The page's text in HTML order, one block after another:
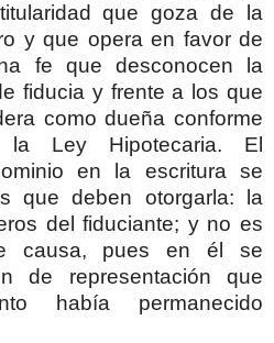
que goza de la
y que opera en favor de
fe que desconocen la
fiducia y frente a los que
como dueña conforme
Ley Hipotecaria. El
en la escritura se
que deben otorgarla: la
del fiduciante; y no es
causa, pues en él se
de representación que
había permanecido